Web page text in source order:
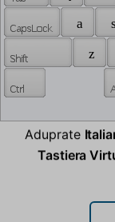
a
s
z
Aduprate
Tastiera